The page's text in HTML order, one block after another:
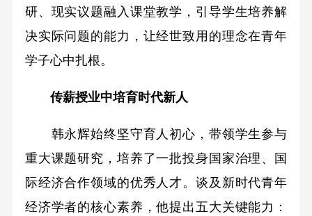
研、现实议题融入课堂教学，引导学生培养解
决实际问题的能力，让经世致用的理念在青年
学子心中扎根。
传薪授业中培育时代新人
韩永辉始终坚守育人初心，带领学生参与
重大课题研究，培养了一批投身国家治理、国
际经济合作领域的优秀人才。谈及新时代青年
经济学者的核心素养，他提出五大关键能力：